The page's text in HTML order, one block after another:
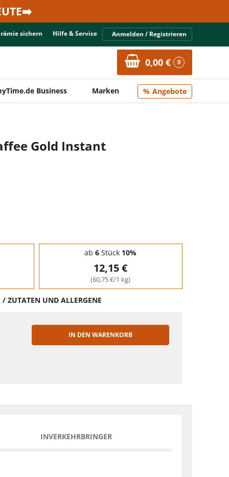
sichern Hilfe & Service Anmelden / Registrieren
0,00 € 0
Business Marken Angebote
Gold Instant
ab 6 Stück 10%
12,15 €
(60,75 €/1 kg)
/ ZUTATEN UND ALLERGENE
IN DEN WARENKORB
INVERKEHRBRINGER